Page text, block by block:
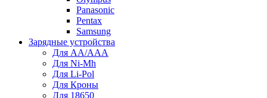
Panasonic
Pentax
Samsung
Зарядные устройства
Для AA/AAA
Для Ni-Mh
Для Li-Pol
Для Кроны
Для 18650